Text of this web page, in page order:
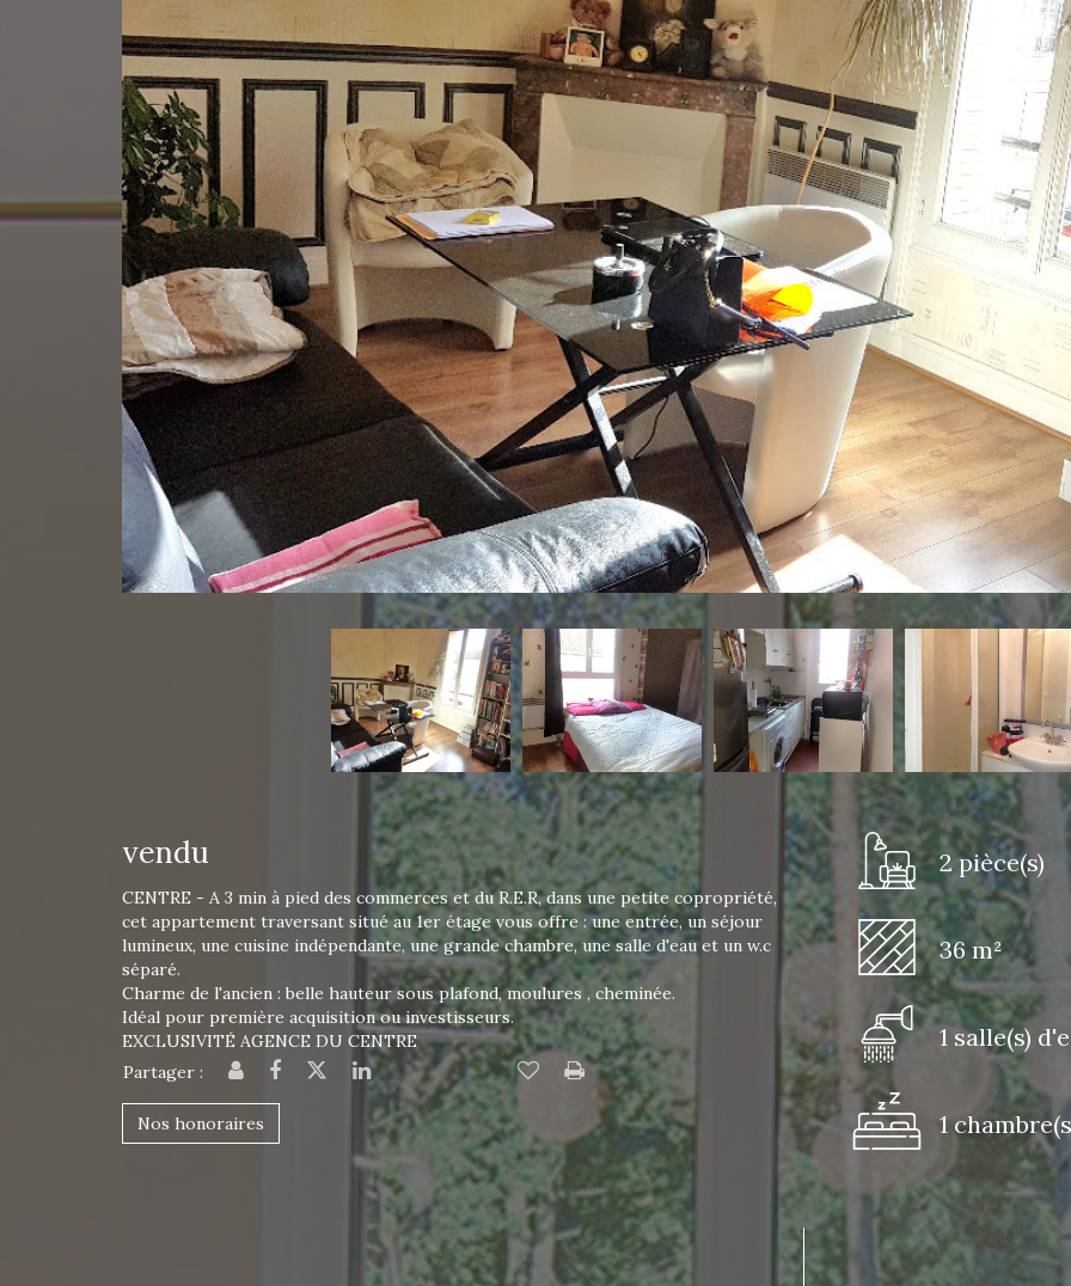
vendu
CENTRE - A 3 min à pied des commerces et du R.E.R, dans une petite copropriété,
cet appartement traversant situé au 1er étage vous offre : une entrée, un séjour
lumineux, une cuisine indépendante, une grande chambre, une salle d'eau et un w.c
séparé.
Charme de l'ancien : belle hauteur sous plafond, moulures , cheminée.
Idéal pour première acquisition ou investisseurs.
EXCLUSIVITÉ AGENCE DU CENTRE
Partager :
Nos honoraires
2 pièce(s)
36 m²
1 salle(s)
1